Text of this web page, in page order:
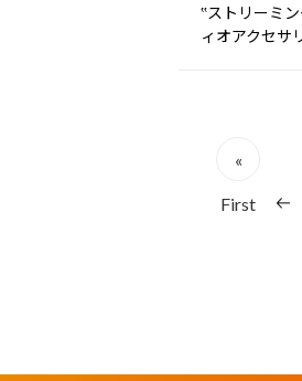
‟ストリーミ
ィオアクセサ
«
First